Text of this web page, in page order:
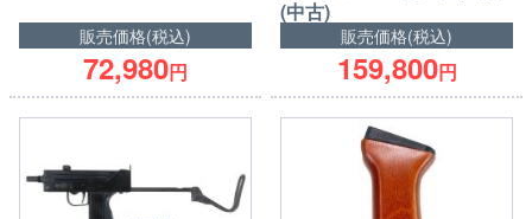
販売価格(税込)
72,980円
(中古)
販売価格(税込)
159,800円